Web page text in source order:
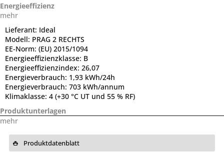
Energieeffizienz
mehr
Lieferant: Ideal
Modell: PRAG 2 RECHTS
EE-Norm: (EU) 2015/1094
Energieeffizienzklasse: B
Energieeffizienzindex: 26,07
Energieverbrauch: 1,93 kWh/24h
Energieverbrauch: 703 kWh/annum
Klimaklasse: 4 (+30 °C UT und 55 % RF)
Produktunterlagen
mehr
Produktdatenblatt